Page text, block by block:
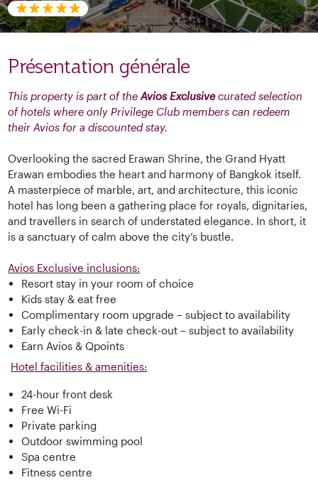
Présentation générale
This property is part of theAvios Exclusivecurated selection
of hotels where only Privilege Club members can redeem
their Avios for a discounted stay.
Overlooking the sacred Erawan Shrine, the Grand Hyatt
Erawan embodies the heart and harmony of Bangkok itself.
A masterpiece of marble, art, and architecture, this iconic
hotel has long been a gathering place for royals, dignitaries,
and travellers in search of understated elegance. In short, it
is a sanctuary of calm above the city’s bustle.
Avios Exclusive inclusions:
Resort stay in your room of choice
Kids stay & eat free
Complimentary room upgrade – subject to availability
Early check-in & late check-out – subject to availability
Earn Avios & Qpoints
Hotel facilities & amenities:
24-hour front desk
Free Wi-Fi
Private parking
Outdoor swimming pool
Spa centre
Fitness centre